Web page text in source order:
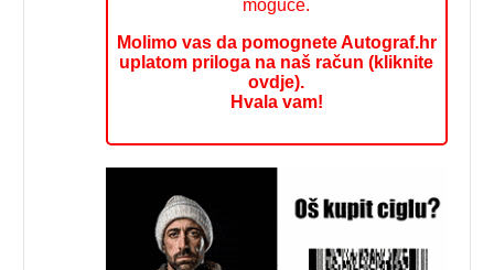
moguće.
Molimo vas da pomognete Autograf.hr
uplatom priloga na naš račun (kliknite
ovdje).
Hvala vam!